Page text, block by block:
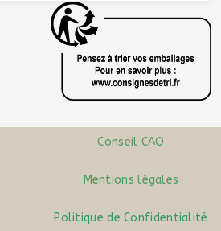
Conseil CAO
Mentions légales
Politique de Confidentialité